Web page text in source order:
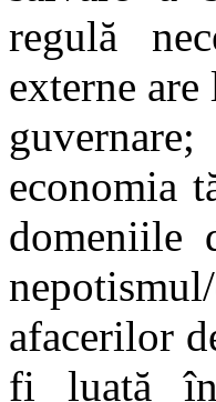
regulă
externe
economia
domeniile
afacerilor
fi luată în